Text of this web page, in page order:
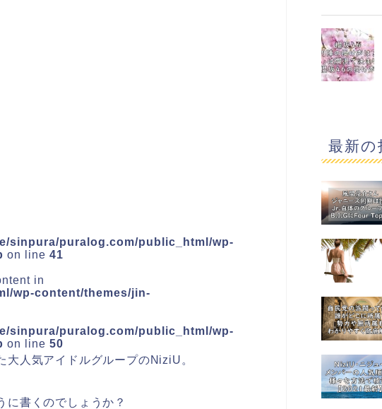
sinpura/puralog.com/public_html/wp-
on line 41
in
wp-content/themes/jin-
sinpura/puralog.com/public_html/wp-
on line 50
大人気アイドルグループのNiziU 。
に書くのでしょうか？
最新の